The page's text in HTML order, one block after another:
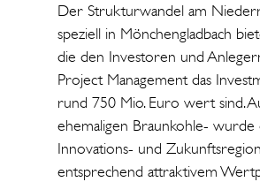
Der Strukturwandel am
speziell in Mönchengladbach
die den Investoren und
Project Management das
rund 750 Mio. Euro wert sind.
ehemaligen Braunkohle- wurde
Innovations- und
entsprechend attraktivem